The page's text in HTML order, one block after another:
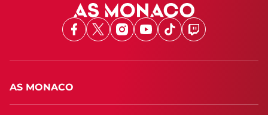
Facebook
X Instagram
Youtube
TikTokTwitch
AS MONACO